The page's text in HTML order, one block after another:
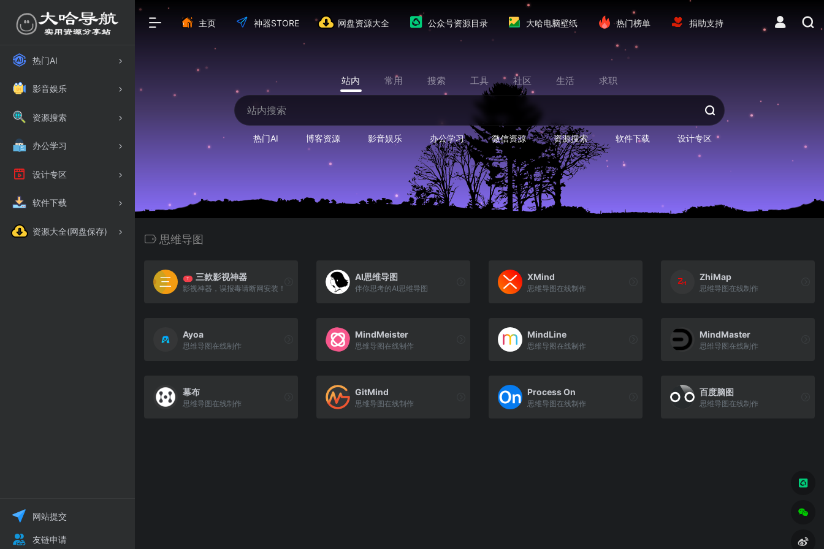
热门AI
影音娱乐
资源搜索
办公学习
设计专区
软件下载
资源大全(网盘保存)
网站提交
友链申请
主页 神器STORE 网盘资源大全 公众号资源目录 大哈电脑壁纸 热门榜单 捐助支持
站内 常用 搜索 工具 社区 生活 求职
热门AI 博客资源 影音娱乐 办公学习 微信资源 资源搜索 软件下载 设计专区
思维导图
T 三款影视神器
影视神器，误报毒请断网安装！
AI思维导图
伴你思考的AI思维导图
XMind
思维导图在线制作
ZhiMap
思维导图在线制作
Ayoa
思维导图在线制作
MindMeister
思维导图在线制作
MindLine
思维导图在线制作
MindMaster
思维导图在线制作
幕布
思维导图在线制作
GitMind
思维导图在线制作
Process On
思维导图在线制作
百度脑图
思维导图在线制作